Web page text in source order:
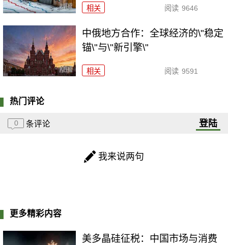
相关 阅读 9646
中俄地方合作：全球经济的\"稳定
锚\"与\"新引擎\"
相关 阅读 9591
热门评论
0 条评论 登陆
我来说两句
更多精彩内容
美多晶硅征税：中国市场与消费